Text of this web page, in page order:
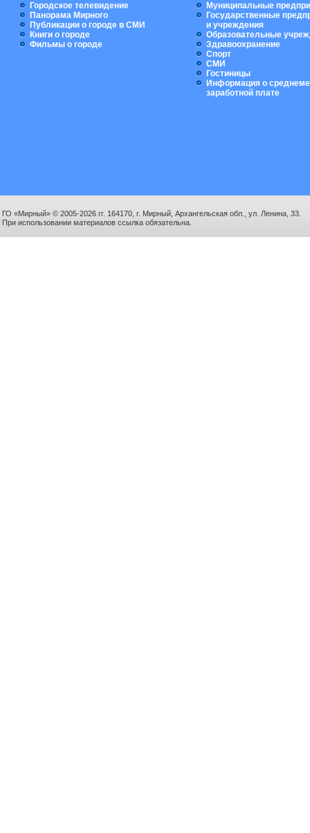
Городское телевидение
Панорама Мирного
Публикации о городе в СМИ
Книги о городе
Фильмы о городе
Муниципальные
Государственные
и учреждения
Образовательные
Здравоохранение
Спорт
СМИ
Гостиницы
Информация о
заработной плате
ГО «Мирный» © 2005-2026 гг. 164170, г. Мирный, Архангельская обл., ул. Ленина, 33.
При использовании материалов ссылка обязательна.